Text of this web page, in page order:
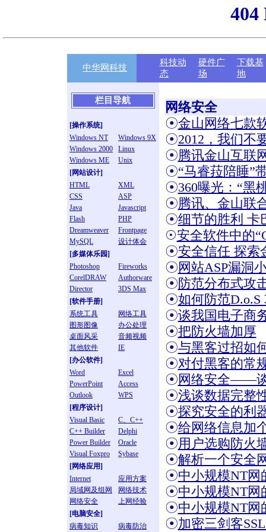
404
中华网科技
科技动
态
硬件广
场
下载基
地
栏目导航
[操作系统]
Windows NT
Windows 2000
Windows ME
Windows 9X
Linux
Unix
[网站设计]
HTML
CSS
Java
Flash
Dreamweaver
MySQL
XML
ASP
Javascript
PHP
Frontpage
设计体会
[多媒体乐园]
Photoshop
CorelDRAW
Director
Fireworks
Authorware
3DS Max
[软件手册]
系统工具
图形图像
桌面风采
其他软件
网络工具
办公处理
音频视频
IE
[办公软件]
Word
PowerPoint
Outlook
Excel
Access
WPS
[程序设计]
Visual Basic
C++ Builder
Power Builder
Visual Foxpro
C、C++
Delphi
Oracle
Sybase
[网络应用]
Internet
局域网及组网
网络安全
应用方案
网络技术
上网经验
[电脑安全]
病毒知识
病毒防治
网络安全
☉金山网络七款
☉2012，我们不
☉腾讯金山互联
☉“马睿菈陪睡”
☉360曝光：“黑
☉腾讯、金山联
☉细节的胜利 卡
☉安全软件中的
☉安全信任 探索
☉网站ASP漏洞
☉ 防范分布式攻
☉如何防范D.o.S
☉谈我国电子商
☉把防火墙加厚
☉与黑客过招如
☉对付黑客的
☉网络安全——谈
☉浅谈数据完整
☉探究安全的利
☉给网络信息加
☉用户选购防火
☉解析一个安全
☉中小规模NT网
☉中小规模NT网
☉中小规模NT网
☉加密三剑客